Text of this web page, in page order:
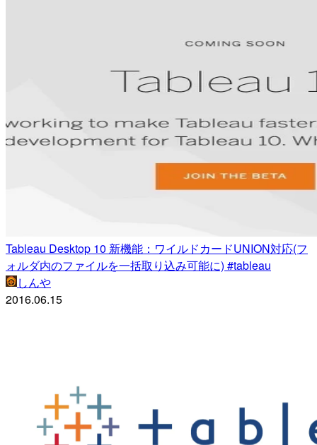
Tableau Desktop 10 新機能：ワイルドカードUNION対応(フ
ォルダ内のファイルを一括取り込み可能に) #tableau
しんや
2016.06.15